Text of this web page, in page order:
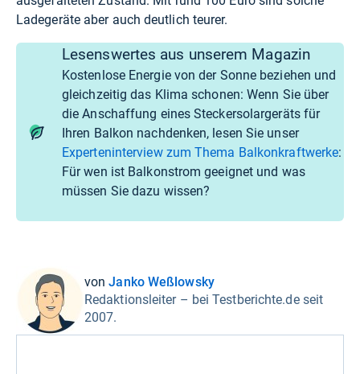
Ladegeräte aber auch deutlich teurer.
Lesenswertes aus unserem Magazin
Kostenlose Energie von der Sonne beziehen und
gleichzeitig das Klima schonen: Wenn Sie über
die Anschaffung eines Steckersolargeräts für
Ihren Balkon nachdenken, lesen Sie unser
Experteninterview zum Thema Balkonkraftwerke:
Für wen ist Balkonstrom geeignet und was
müssen Sie dazu wissen?
vonJanko Weßlowsky
Redaktionsleiter – bei Testberichte.de seit
2007.